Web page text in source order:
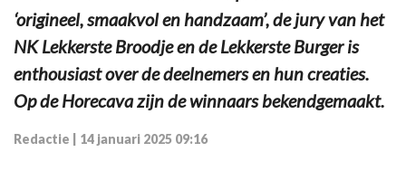
‘origineel, smaakvol en handzaam’, de jury van het
NK Lekkerste Broodje en de Lekkerste Burger is
enthousiast over de deelnemers en hun creaties.
Op de Horecava zijn de winnaars bekendgemaakt.
Redactie 14 januari 2025 09:16